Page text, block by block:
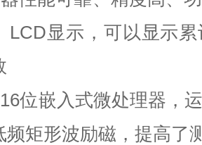
LCD显示，可以显示
嵌入式微处理器，运
频矩形波励磁，提高了